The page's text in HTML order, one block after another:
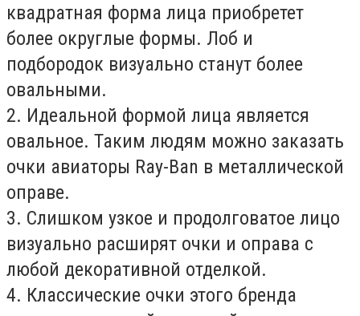
квадратная форма лица приобретет
более округлые формы. Лоб и
подбородок визуально станут более
овальными.
2. Идеальной формой лица является
овальное. Таким людям можно заказать
очки авиаторы Ray-Ban в металлической
оправе.
3. Слишком узкое и продолговатое лицо
визуально расширят очки и оправа с
любой декоративной отделкой.
4. Классические очки этого бренда